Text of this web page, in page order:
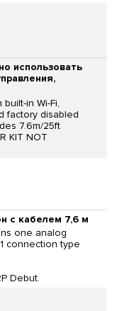
использовать
in Wi-Fi,
factory disabled
7.6m/25ft
KIT NOT
с кабелем 7,6 м
one analog
connection type
Debut.